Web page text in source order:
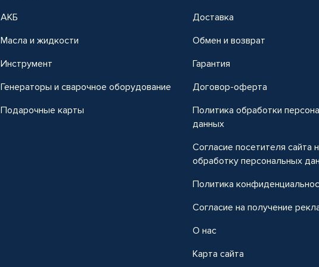
АКБ
Масла и жидкости
Инструмент
Генераторы и сварочное оборудование
Подарочные карты
Доставка
Обмен и возврат
Гарантия
Договор-оферта
Политика обработки
данных
Согласие посетителя сайта
обработку персональных
Политика
Согласие на получение
О нас
Карта сайта